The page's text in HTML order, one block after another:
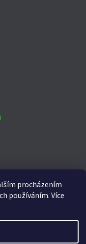
procházením
používáním. Více
republiku